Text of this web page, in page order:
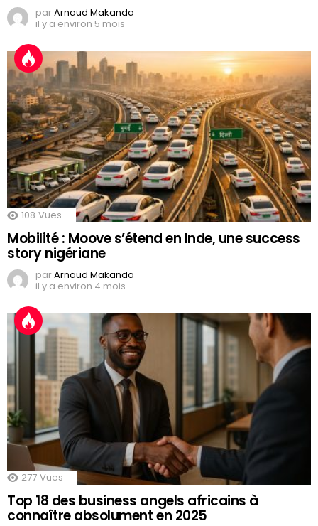
parArnaud Makanda
il y a environ 5 mois
108 Vues
Mobilité : Moove s’étend en Inde, une success
story nigériane
parArnaud Makanda
il y a environ 4 mois
277 Vues
Top 18 des business angels africains à
connaître absolument en 2025